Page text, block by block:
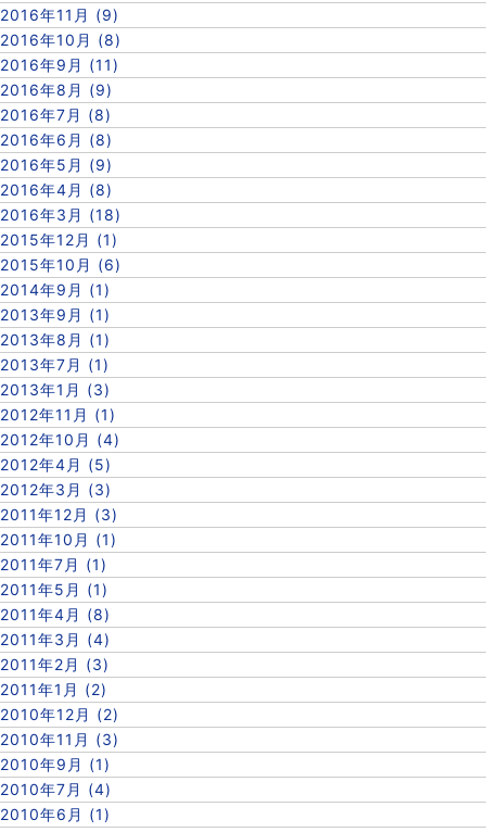
2016年11月 (9)
2016年10月 (8)
2016年9月 (11)
2016年8月 (9)
2016年7月 (8)
2016年6月 (8)
2016年5月 (9)
2016年4月 (8)
2016年3月 (18)
2015年12月 (1)
2015年10月 (6)
2014年9月 (1)
2013年9月 (1)
2013年8月 (1)
2013年7月 (1)
2013年1月 (3)
2012年11月 (1)
2012年10月 (4)
2012年4月 (5)
2012年3月 (3)
2011年12月 (3)
2011年10月 (1)
2011年7月 (1)
2011年5月 (1)
2011年4月 (8)
2011年3月 (4)
2011年2月 (3)
2011年1月 (2)
2010年12月 (2)
2010年11月 (3)
2010年9月 (1)
2010年7月 (4)
2010年6月 (1)